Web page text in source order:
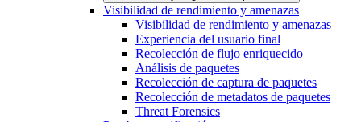
Visibilidad de rendimiento y amenazas
Visibilidad de rendimiento y amenazas
Experiencia del usuario final
Recolección de flujo enriquecido
Análisis de paquetes
Recolección de captura de paquetes
Recolección de metadatos de paquetes
Threat Forensics